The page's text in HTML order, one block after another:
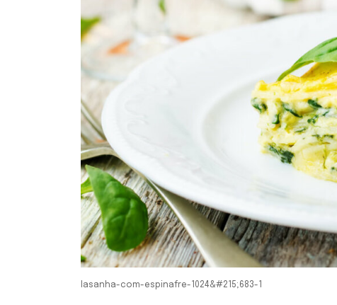
lasanha-com-espinafre-1024&#215;683-1